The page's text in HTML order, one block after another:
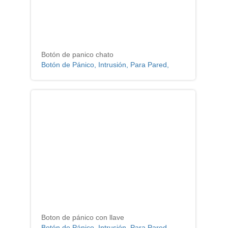
Botón de panico chato
Botón de Pánico, Intrusión, Para Pared,
Boton de pánico con llave